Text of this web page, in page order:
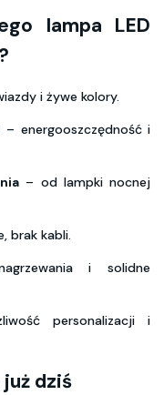
lampa LED
i żywe kolory.
– energooszczędność i
– od lampki nocnej
brak kabli.
i solidne
personalizacji i
dziś